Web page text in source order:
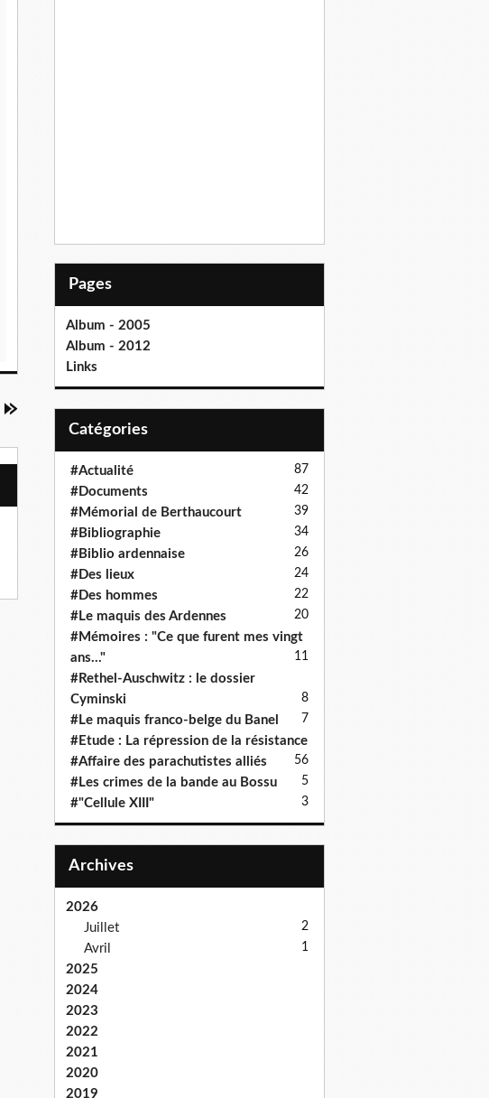
Pages
Album - 2005
Album - 2012
Links
Catégories
#Actualité 87
#Documents 42
#Mémorial de Berthaucourt 39
#Bibliographie 34
#Biblio ardennaise 26
#Des lieux 24
#Des hommes 22
#Le maquis des Ardennes 20
#Mémoires : "Ce que furent mes vingt
ans..."
11
#Rethel-Auschwitz : le dossier
Cyminski
8
#Le maquis franco-belge du Banel 7
#Etude : La répression de la résistance
6
#Affaire des parachutistes alliés 5
#Les crimes de la bande au Bossu 5
#"Cellule XIII" 3
Archives
2026
Juillet
2
Avril 1
2025
2024
2023
2022
2021
2020
2019